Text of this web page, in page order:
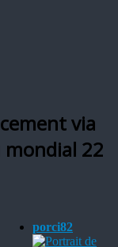
via
mondial 22
porci82